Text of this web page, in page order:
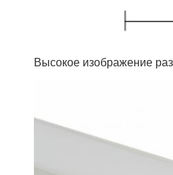
Высокое изображение